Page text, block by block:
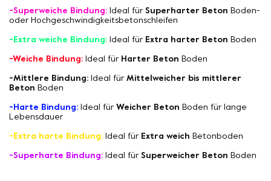
-Superweiche Bindung: Ideal für Superharter Beton Boden-
oder Hochgeschwindigkeitsbetonschleifen
-Extra weiche Bindung: Ideal für Extra harter Beton Boden
-Weiche Bindung: Ideal für Harter Beton Boden
-Mittlere Bindung: Ideal für Mittelweicher bis mittlerer
Beton Boden
-Harte Bindung: Ideal für Weicher Beton Boden für lange
Lebensdauer
-Extra harte Bindung: Ideal für Extra weich Betonboden
-Superharte Bindung: Ideal für Superweicher Beton Boden